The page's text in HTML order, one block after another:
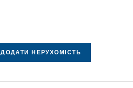
ДОДАТИ НЕРУХОМІСТЬ